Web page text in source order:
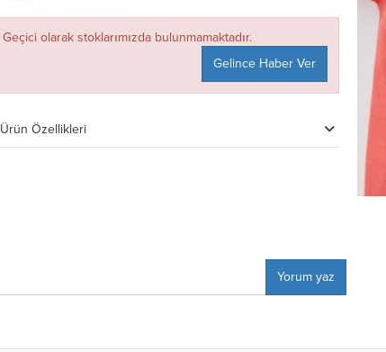
Geçici olarak stoklarımızda bulunmamaktadır.
Gelince Haber Ver
Ürün Özellikleri
Yorum yaz